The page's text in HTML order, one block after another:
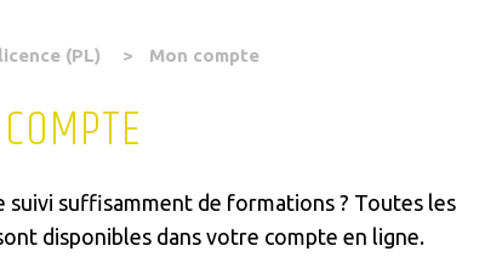
(PL) Mon compte
suffisamment de formations ? Toutes les
disponibles dans votre compte en ligne.